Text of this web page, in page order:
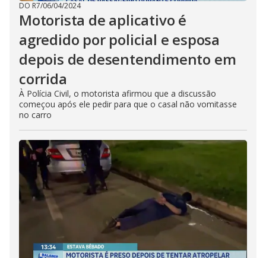
DO R7/06/04/2024
Motorista de aplicativo é
agredido por policial e esposa
depois de desentendimento em
corrida
À Polícia Civil, o motorista afirmou que a discussão
começou após ele pedir para que o casal não vomitasse
no carro